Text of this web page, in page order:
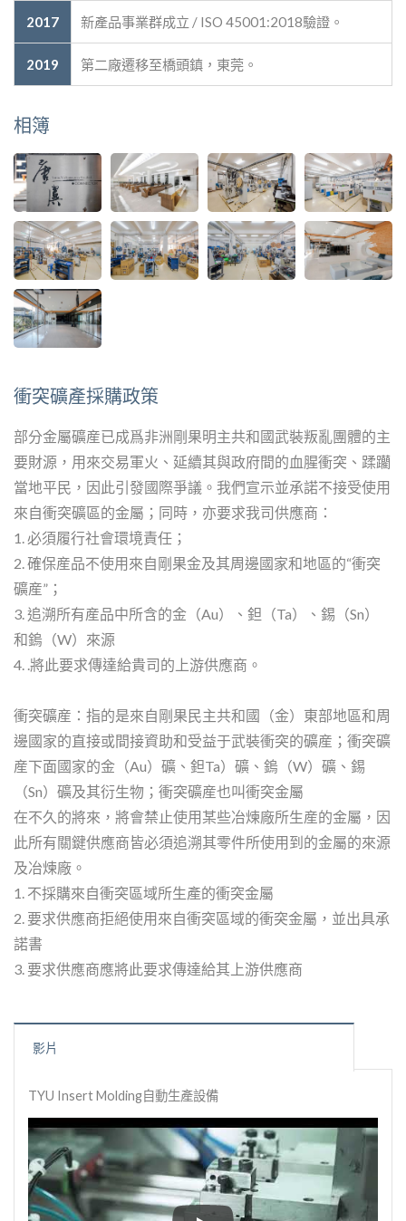
2017 新產品事業群成立 / ISO 45001:2018驗證。
2019 第二廠遷移至橋頭鎮，東莞。
相簿
衝突礦產採購政策
部分金屬礦産已成爲非洲剛果明主共和國武裝叛亂團體的主
要財源，用來交易軍火、延續其與政府間的血腥衝突、蹂躪
當地平民，因此引發國際爭議。我們宣示並承諾不接受使用
來自衝突礦區的金屬；同時，亦要求我司供應商：
1. 必須履行社會環境責任；
2. 確保産品不使用來自剛果金及其周邊國家和地區的“衝突
礦産”；
3. 追溯所有産品中所含的金（Au）、鉭（Ta）、錫（Sn）
和鎢（W）來源
4. .將此要求傳達給貴司的上游供應商。
衝突礦産：指的是來自剛果民主共和國（金）東部地區和周
邊國家的直接或間接資助和受益于武裝衝突的礦産；衝突礦
産下面國家的金（Au）礦、鉭Ta）礦、鎢（W）礦、錫
（Sn）礦及其衍生物；衝突礦産也叫衝突金屬
在不久的將來，將會禁止使用某些冶煉廠所生産的金屬，因
此所有關鍵供應商皆必須追溯其零件所使用到的金屬的來源
及冶煉廠。
1. 不採購來自衝突區域所生產的衝突金屬
2. 要求供應商拒絕使用來自衝突區域的衝突金屬，並出具承
諾書
3. 要求供應商應將此要求傳達給其上游供應商
影片
TYU Insert Molding自動生產設備